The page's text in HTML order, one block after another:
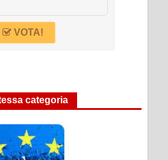
VOTA!
categoria